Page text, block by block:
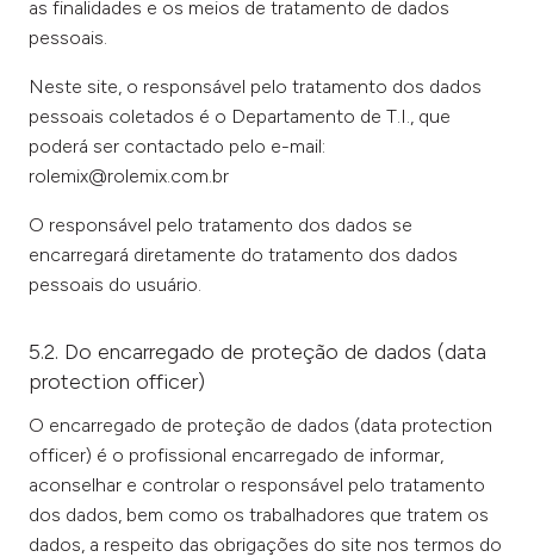
as finalidades e os meios de tratamento de dados
pessoais.
Neste site, o responsável pelo tratamento dos dados
pessoais coletados é o Departamento de T.I., que
poderá ser contactado pelo e-mail:
rolemix@rolemix.com.br
O responsável pelo tratamento dos dados se
encarregará diretamente do tratamento dos dados
pessoais do usuário.
5.2. Do encarregado de proteção de dados (data
protection officer)
O encarregado de proteção de dados (data protection
officer) é o profissional encarregado de informar,
aconselhar e controlar o responsável pelo tratamento
dos dados, bem como os trabalhadores que tratem os
dados, a respeito das obrigações do site nos termos do